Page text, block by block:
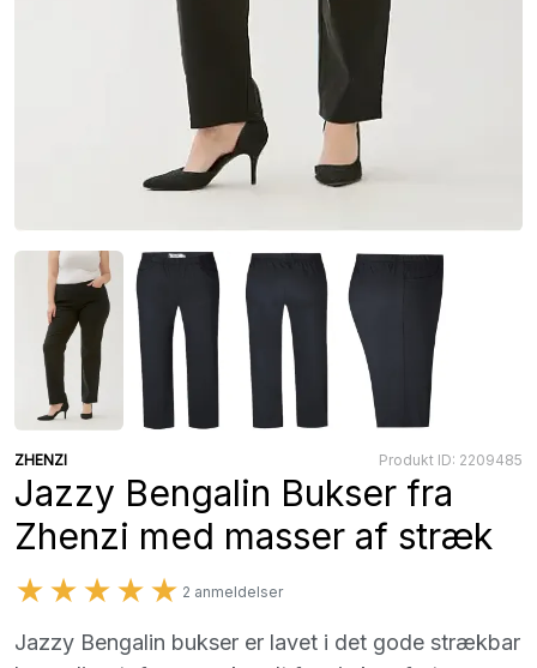
ZHENZI Produkt ID: 2209485
Jazzy Bengalin Bukser fra
Zhenzi med masser af stræk
★★★★★ 2 anmeldelser
Jazzy Bengalin bukser er lavet i det gode strækbar